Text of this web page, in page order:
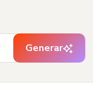
Generar